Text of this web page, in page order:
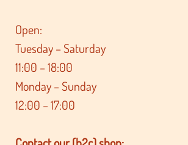
Open:
Tuesday – Saturday
11:00 – 18:00
Monday – Sunday
12:00 – 17:00